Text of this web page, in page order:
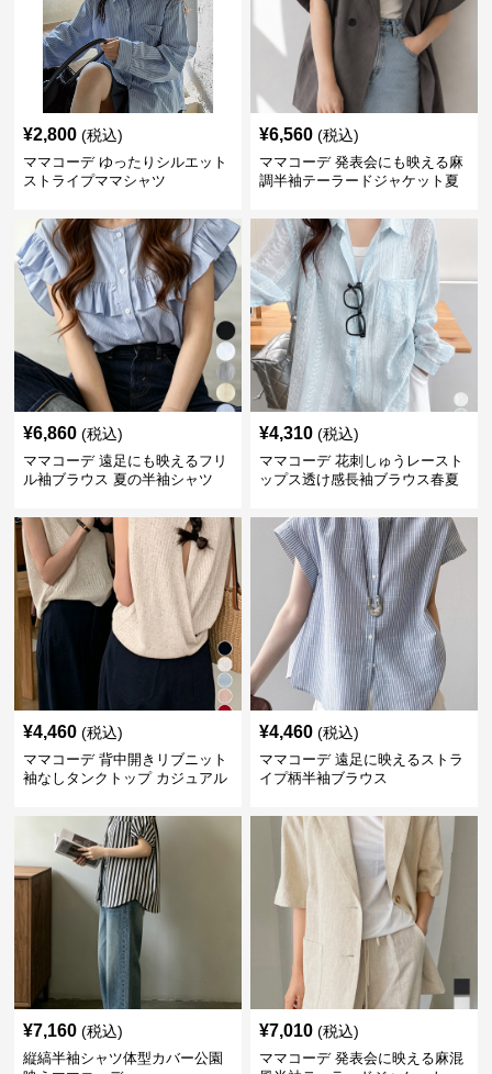
¥2,800 (税込)
ママコーデ ゆったりシルエット
ストライプママシャツ
¥6,560 (税込)
ママコーデ 発表会にも映える麻
調半袖テーラードジャケット夏
¥6,860 (税込)
ママコーデ 遠足にも映えるフリ
ル袖ブラウス 夏の半袖シャツ
¥4,310 (税込)
ママコーデ 花刺しゅうレースト
ップス透け感長袖ブラウス春夏
¥4,460 (税込)
ママコーデ 背中開きリブニット
袖なしタンクトップ カジュアル
¥4,460 (税込)
ママコーデ 遠足に映えるストラ
イプ柄半袖ブラウス
¥7,160 (税込)
縦縞半袖シャツ体型カバー公園
¥7,010 (税込)
ママコーデ 発表会に映える麻混